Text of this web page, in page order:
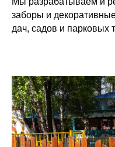
заборы и
дач, садов и парковых